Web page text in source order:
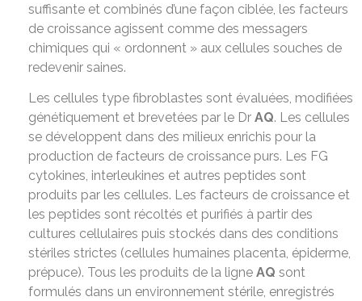
suffisante et combinés d’une façon ciblée, les facteurs
de croissance agissent comme des messagers
chimiques qui « ordonnent » aux cellules souches de
redevenir saines.
Les cellules type fibroblastes sont évaluées, modifiées
génétiquement et brevetées par le Dr AQ. Les cellules
se développent dans des milieux enrichis pour la
production de facteurs de croissance purs. Les FG
cytokines, interleukines et autres peptides sont
produits par les cellules. Les facteurs de croissance et
les peptides sont récoltés et purifiés à partir des
cultures cellulaires puis stockés dans des conditions
stériles strictes (cellules humaines placenta, épiderme,
prépuce). Tous les produits de la ligne AQ sont
formulés dans un environnement stérile, enregistrés